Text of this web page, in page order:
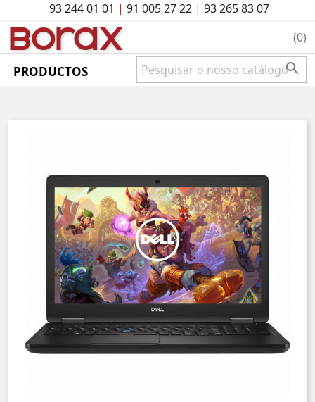
93 244 01 01 | 91 005 27 22| 93 265 83 07
BOrAx (0)
PRODUCTOS 